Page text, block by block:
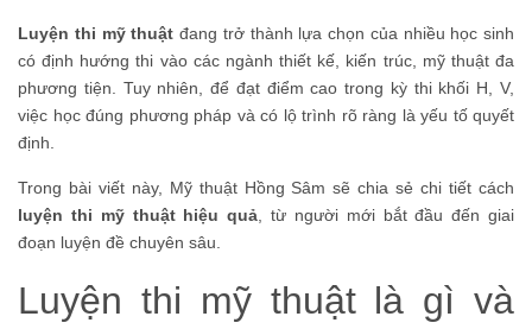
Luyện thi mỹ thuật đang trở thành lựa chọn của nhiều học sinh
có định hướng thi vào các ngành thiết kế, kiến trúc, mỹ thuật đa
phương tiện. Tuy nhiên, để đạt điểm cao trong kỳ thi khối H, V,
việc học đúng phương pháp và có lộ trình rõ ràng là yếu tố quyết
định.
Trong bài viết này, Mỹ thuật Hồng Sâm sẽ chia sẻ chi tiết cách
luyện thi mỹ thuật hiệu quả , từ người mới bắt đầu đến giai
đoạn luyện đề chuyên sâu.
Luyện thi mỹ thuật là gì và